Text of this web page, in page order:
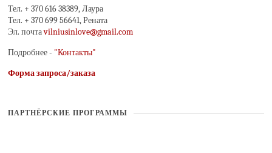
Тел. + 370 616 38389, Лаура
Тел. + 370 699 56641, Рената
Эл. почтаvilniusinlove@gmail.com
Подробнее - "Контакты"
Форма запроса/заказа
ПАРТНЁРСКИЕ ПРОГРАММЫ